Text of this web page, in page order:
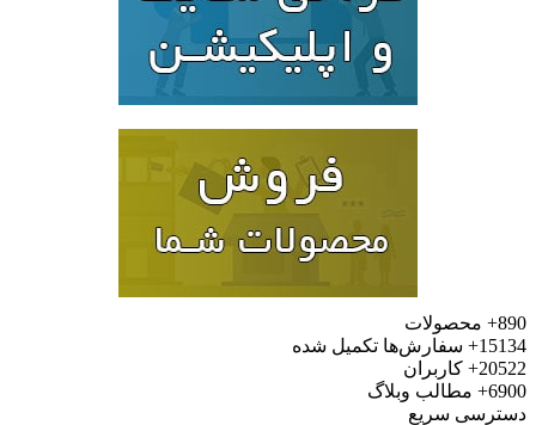
محصولات
سفارش‌ها تکمیل شده
کاربران
مطالب وبلاگ
سریع